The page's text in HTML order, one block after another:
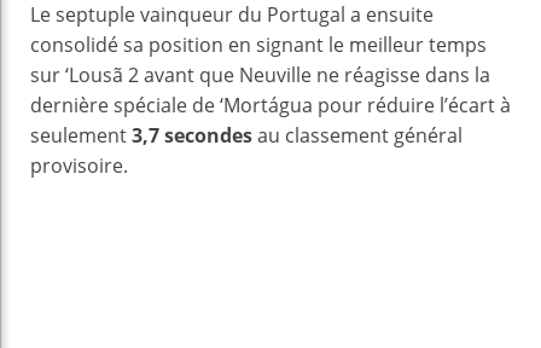
Le septuple vainqueur du Portugal a ensuite
consolidé sa position en signant le meilleur temps
sur ‘Lousã 2 avant que Neuville ne réagisse dans la
dernière spéciale de ‘Mortágua pour réduire l’écart à
seulement3,7 secondesau classement général
provisoire.